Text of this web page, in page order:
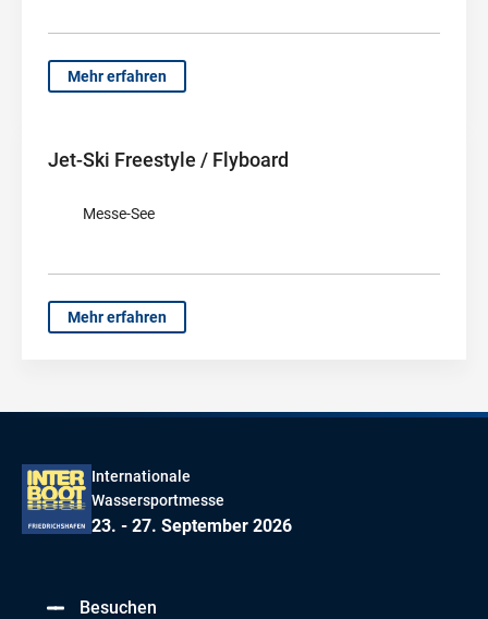
Mehr erfahren
Jet-Ski Freestyle / Flyboard
Messe-See
Mehr erfahren
Internationale
Wassersportmesse
23. - 27. September 2026
Besuchen